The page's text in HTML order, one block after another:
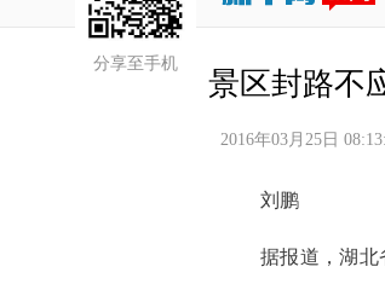
分享至手机
景区封路不
2016年03月25日
刘鹏
据报道，湖北